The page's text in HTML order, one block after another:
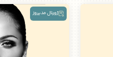
ژورنال مدیروز